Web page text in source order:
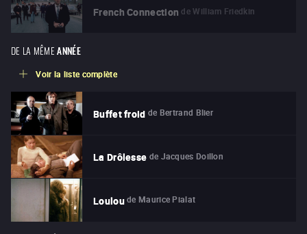
French Connection de William Friedkin
DE LA MÊME ANNÉE
Voir la liste complète
Buffet froid de Bertrand Blier
La Drôlesse de Jacques Doillon
Loulou de Maurice Pialat